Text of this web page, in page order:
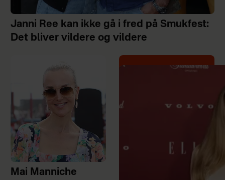
Janni Ree kan ikke gå i fred på Smukfest:
Det bliver vildere og vildere
Mai Manniche